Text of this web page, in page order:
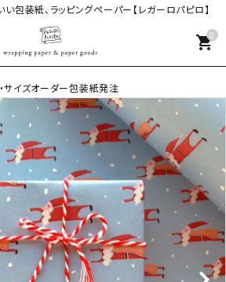
包装紙、ラッピングペーパー【レガーロパピロ】
0
shopping_cart
サイズオーダー包装紙発注